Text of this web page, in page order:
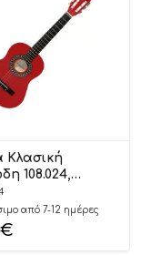
Κλασική
108.024,
από 7-12 ημέρες
€